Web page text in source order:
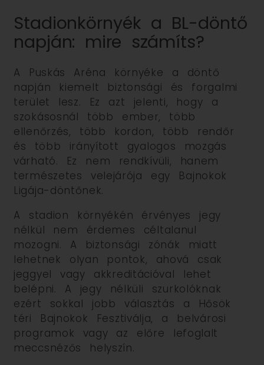
Stadionkörnyék a BL-döntő
napján: mire számíts?
A Puskás Aréna környéke a döntő
napján kiemelt biztonsági és forgalmi
terület lesz. Ez azt jelenti, hogy a
szokásosnál több ember, több
ellenőrzés, több kordon, több rendőr
és több irányított gyalogos mozgás
várható. Ez nem rendkívüli, hanem
természetes velejárója egy Bajnokok
Ligája-döntőnek.
A stadion környékén érvényes jegy
nélkül nem érdemes céltalanul
mozogni. A biztonsági zónák miatt
lehetnek olyan pontok, ahová csak
jeggyel vagy akkreditációval lehet
belépni. A jegy nélküli szurkolóknak
ezért sokkal jobb választás a Hősök
téri Bajnokok Fesztiválja, a belvárosi
programok vagy az előre lefoglalt
meccsnézős helyszín.